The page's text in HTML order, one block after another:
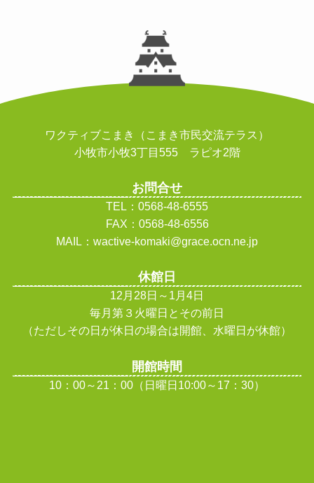
ワクティブこまき（こまき市民交流テラス）
小牧市小牧3丁目555 ラピオ2階
お問合せ
TEL：0568-48-6555
FAX：0568-48-6556
MAIL：wactive-komaki@grace.ocn.ne.jp
休館日
12月28日～1月4日
毎月第３火曜日とその前日
（ただしその日が休日の場合は開館、水曜日が休館）
開館時間
10：00～21：00（日曜日10:00～17：30）